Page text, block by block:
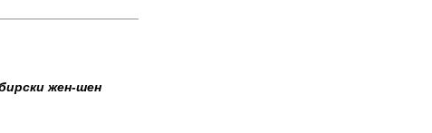
жен-шен